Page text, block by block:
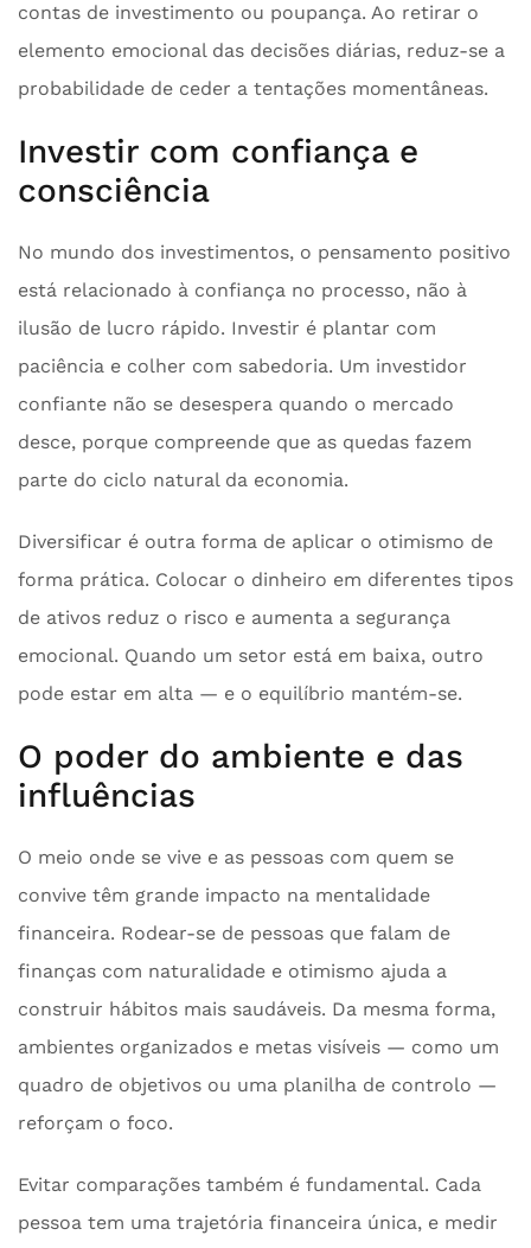
contas de investimento ou poupança. Ao retirar o
elemento emocional das decisões diárias, reduz-se a
probabilidade de ceder a tentações momentâneas.
Investir com confiança e
consciência
No mundo dos investimentos, o pensamento positivo
está relacionado à confiança no processo, não à
ilusão de lucro rápido. Investir é plantar com
paciência e colher com sabedoria. Um investidor
confiante não se desespera quando o mercado
desce, porque compreende que as quedas fazem
parte do ciclo natural da economia.
Diversificar é outra forma de aplicar o otimismo de
forma prática. Colocar o dinheiro em diferentes tipos
de ativos reduz o risco e aumenta a segurança
emocional. Quando um setor está em baixa, outro
pode estar em alta — e o equilíbrio mantém-se.
O poder do ambiente e das
influências
O meio onde se vive e as pessoas com quem se
convive têm grande impacto na mentalidade
financeira. Rodear-se de pessoas que falam de
finanças com naturalidade e otimismo ajuda a
construir hábitos mais saudáveis. Da mesma forma,
ambientes organizados e metas visíveis — como um
quadro de objetivos ou uma planilha de controlo —
reforçam o foco.
Evitar comparações também é fundamental. Cada
pessoa tem uma trajetória financeira única, e medir